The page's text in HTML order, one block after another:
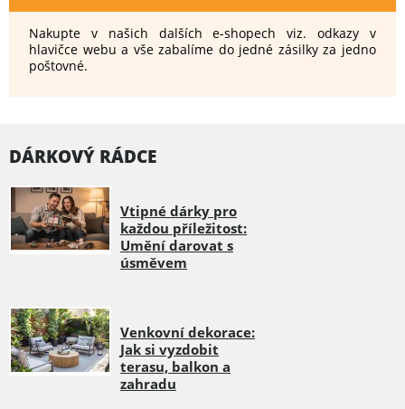
Nakupte v našich dalších e-shopech viz. odkazy v
hlavičce webu a vše zabalíme do jedné zásilky za jedno
poštovné.
DÁRKOVÝ RÁDCE
Vtipné dárky pro
každou příležitost:
Umění darovat s
úsměvem
Venkovní dekorace:
Jak si vyzdobit
terasu, balkon a
zahradu